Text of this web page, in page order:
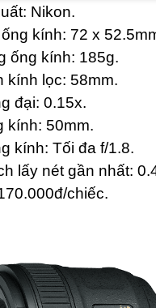
Nikon.
kính: 72 x
ống kính: 185g.
lọc: 58mm.
đại: 0.15x.
kính: 50mm.
kính: Tối đa f/1.8.
lấy nét gần nhất:
chiếc.